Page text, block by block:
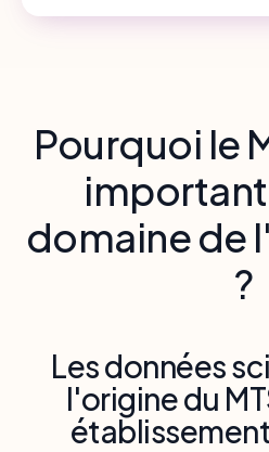
Pourquoi le
domaine de
?
Les données
l'origine du